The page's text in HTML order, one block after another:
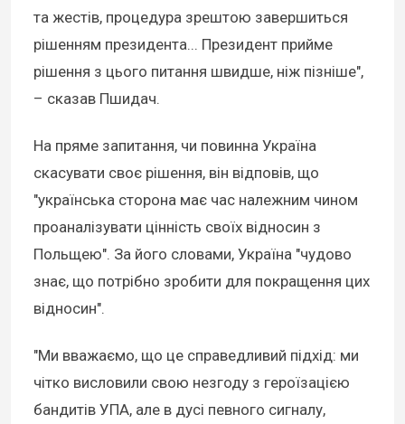
та жестів, процедура зрештою завершиться
рішенням президента... Президент прийме
рішення з цього питання швидше, ніж пізніше",
– сказав Пшидач.
На пряме запитання, чи повинна Україна
скасувати своє рішення, він відповів, що
"українська сторона має час належним чином
проаналізувати цінність своїх відносин з
Польщею". За його словами, Україна "чудово
знає, що потрібно зробити для покращення цих
відносин".
"Ми вважаємо, що це справедливий підхід: ми
чітко висловили свою незгоду з героїзацією
бандитів УПА, але в дусі певного сигналу,